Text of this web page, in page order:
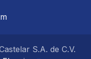
S.A. de C.V.